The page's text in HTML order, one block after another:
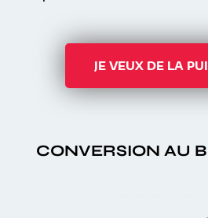
JE VEUX DE LA
CONVERSION AU